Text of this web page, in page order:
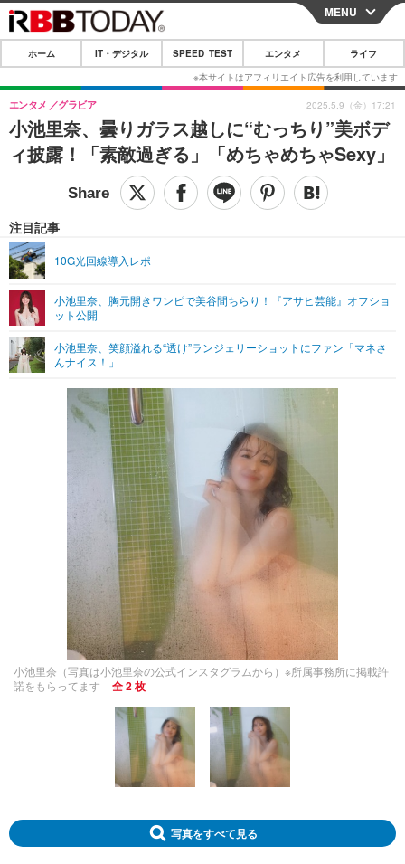
CLOSE
ホーム
IT・デジタル
IT・デジタルTOP スマートフォン
ショッピング その他
SPEED TEST
エンタメTOP 映画・ドラマ
グラビア
ショッピング その他
ライフTOP
その他
リリース一覧
プッシュ通知の停止方法
MENU
ホーム IT・デジタル SPEED TEST エンタメ ライフ
小池里奈、曇りガラス越しに“むっちり”美ボデ
ィ披露！「素敵過ぎる」「めちゃめちゃSexy」
エンタメ グラビア
注目記事
10G光回線導入レポ
小池里奈、胸元開きワンピで美谷間ちらり！『アサヒ芸能』オフショ
ット公開
小池里奈、笑顔溢れる“透け”ランジェリーショットにファン「マネさ
んナイス！」
2025.5.9（金）17:21
小池里奈（写真は小池里奈の公式インスタグラムから）※所属事務所に掲載許
諾をもらってます
全 2 枚
写真をすべて見る